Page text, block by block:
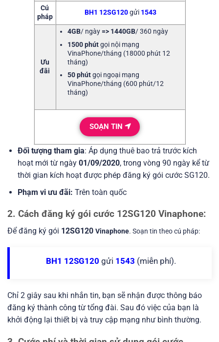
Cú
pháp
BH1 12SG120 gửi 1543
Ưu
đãi
4GB/ ngày => 1440GB/ 360 ngày
1500 phútgọi nội mạng
VinaPhone/tháng (18000 phút 12
tháng)
50 phútgọi ngoại mạng
VinaPhone/tháng (600 phút/12
tháng)
SOẠN TIN
Đối tượng tham gia: Áp dụng thuê bao trả trước kích
hoạt mới từ ngày01/09/2020, trong vòng 90 ngày kể từ
thời gian kích hoạt được phép đăng ký gói cước SG120.
Phạm vi ưu đãi: Trên toàn quốc
2. Cách đăng ký gói cước 12SG120 Vinaphone:
Để đăng ký gói 12SG120 Vinaphone. Soạn tin theo cú pháp:
BH1 12SG120 gửi 1543 (miễn phí).
Chỉ 2 giây sau khi nhắn tin, bạn sẽ nhận được thông báo
đăng ký thành công từ tổng đài. Sau đó việc của bạn là
khởi động lại thiết bị và truy cập mạng như bình thường.